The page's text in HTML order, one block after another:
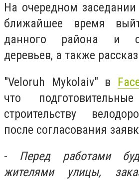
На очередном
ближайшее время
данного района и
деревьев, а также
"Veloruh Mykolaiv" в
что
строительству
после согласования
- Перед работами
жителями улицы,